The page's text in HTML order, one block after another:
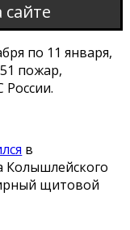
по 11 января,
пожар,
в
Колышлейского
щитовой